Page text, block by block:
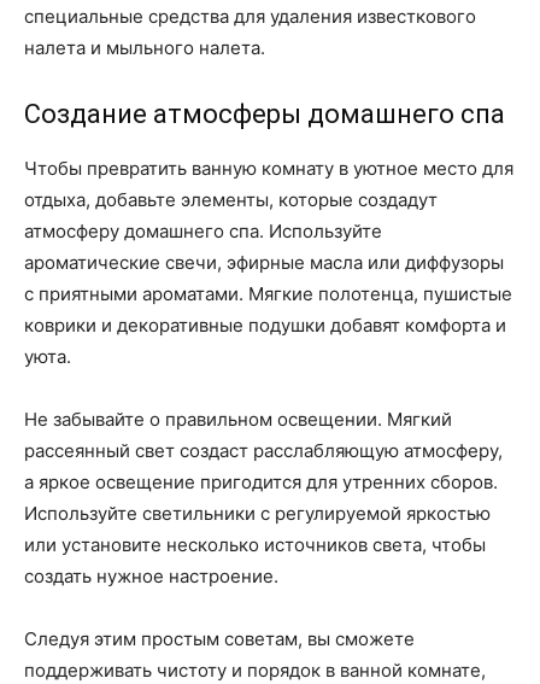
специальные средства для удаления известкового
налета и мыльного налета.
Создание атмосферы домашнего спа
Чтобы превратить ванную комнату в уютное место для
отдыха, добавьте элементы, которые создадут
атмосферу домашнего спа. Используйте
ароматические свечи, эфирные масла или диффузоры
с приятными ароматами. Мягкие полотенца, пушистые
коврики и декоративные подушки добавят комфорта и
уюта.
Не забывайте о правильном освещении. Мягкий
рассеянный свет создаст расслабляющую атмосферу,
а яркое освещение пригодится для утренних сборов.
Используйте светильники с регулируемой яркостью
или установите несколько источников света, чтобы
создать нужное настроение.
Следуя этим простым советам, вы сможете
поддерживать чистоту и порядок в ванной комнате,